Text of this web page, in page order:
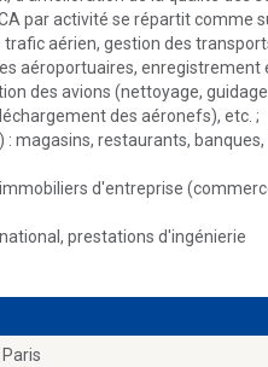
par activité se répartit comme
aérien, gestion des
aéroportuaires, enregistrement
des avions (nettoyage,
des aéronefs), etc. ;
magasins, restaurants,
d'entreprise
prestations d'ingénierie